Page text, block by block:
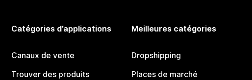
Catégories d’applications
Canaux de vente
Trouver des produits
Meilleures catégories
Dropshipping
Places de marché